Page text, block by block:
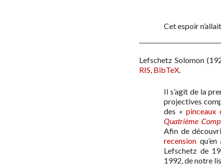
Cet espoir
Lefschetz Solomon
RIS, BibTeX.
Il s’agit de la
projectives
des «pinceaux
Quatrième
Afin de
recension
Lefschetz de
1992, de notre